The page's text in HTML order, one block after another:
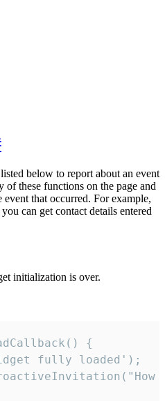
below to report about an event
of these functions on the page and
that occurred. For example,
can get contact details entered
initialization is over.
{
fully loaded');